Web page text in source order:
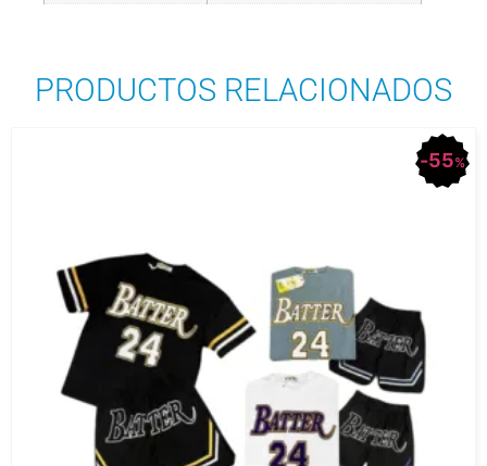
PRODUCTOS RELACIONADOS
55%